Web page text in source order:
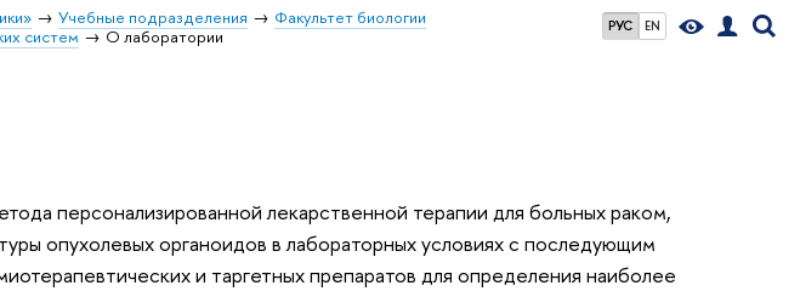
РУС EN
Учебные подразделения
Факультет биологии
систем О лаборатории
персонализированной лекарственной терапии для больных раком,
опухолевых органоидов в лабораторных условиях с последующим
и таргетных препаратов для определения наиболее